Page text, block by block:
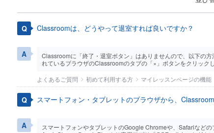
Classroomは、どうやって退室すれば良いですか？
Classroomに「終了・退室ボタン」はありませんので、以下の
れているブラウザのClassroomのタブの「×」ボタンをクリック
よくあるご質問
初めて利用する方 マイレッスンページの機能
スマートフォン・タブレットのブラウザから、
スマートフォンやタブレットのGoogle Chromeや、Safariなど